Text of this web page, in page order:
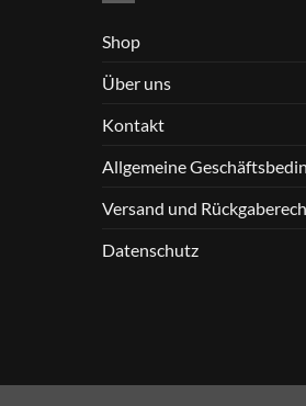
Shop
Über uns
Kontakt
Allgemeine
Versand und
Datenschutz